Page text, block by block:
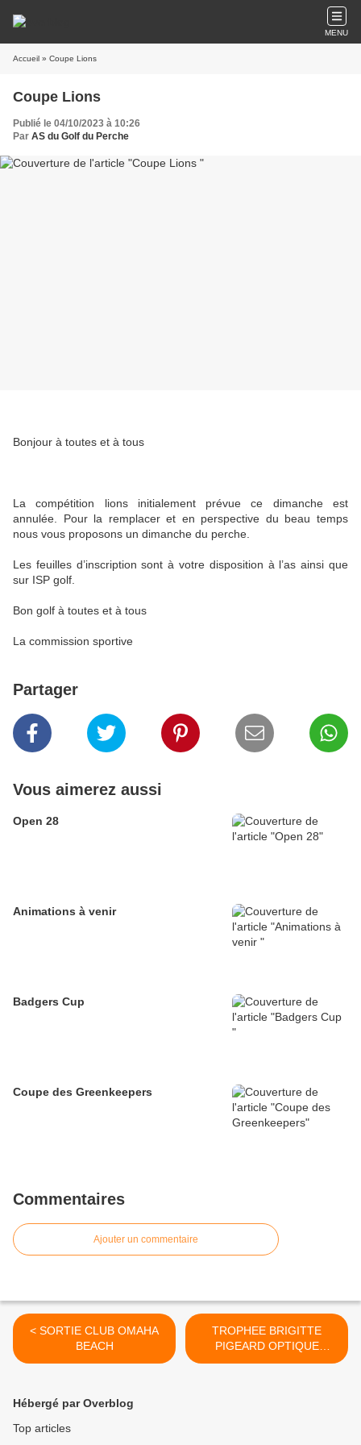
MENU
Accueil » Coupe Lions
Coupe Lions
Publié le 04/10/2023 à 10:26
Par AS du Golf du Perche
Bonjour à toutes et à tous
La compétition lions initialement prévue ce dimanche est
annulée. Pour la remplacer et en perspective du beau temps
nous vous proposons un dimanche du perche.
Les feuilles d’inscription sont à votre disposition à l’as ainsi que
sur ISP golf.
Bon golf à toutes et à tous
La commission sportive
Partager
Vous aimerez aussi
Open 28
Animations à venir
Badgers Cup
Coupe des Greenkeepers
Commentaires
Ajouter un commentaire
< SORTIE CLUB OMAHA
BEACH
TROPHEE BRIGITTE
PIGEARD OPTIQUE
PIGEARD OCTOBRE ROSE
Hébergé par Overblog
Top articles